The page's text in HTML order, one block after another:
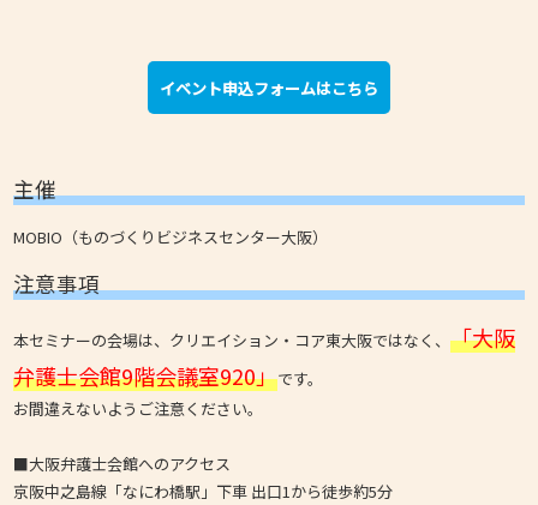
イベント申込フォームはこちら
主催
MOBIO（ものづくりビジネスセンター大阪）
注意事項
本セミナーの会場は、クリエイション・コア東大阪ではなく、「大阪
弁護士会館9階会議室920」です。
お間違えないようご注意ください。
■大阪弁護士会館へのアクセス
京阪中之島線「なにわ橋駅」下車 出口1から徒歩約5分